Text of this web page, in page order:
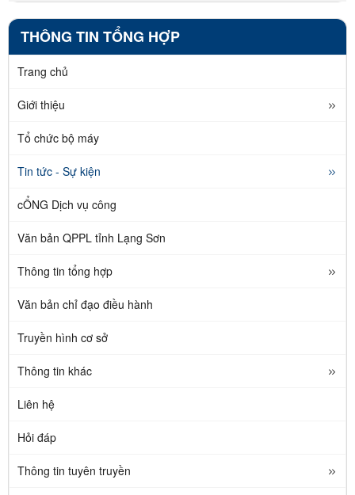
THÔNG TIN TỔNG HỢP
Trang chủ
Giới thiệu
Tổ chức bộ máy
Tin tức - Sự kiện
cỔNG Dịch vụ công
Văn bản QPPL tỉnh Lạng Sơn
Thông tin tổng hợp
Văn bản chỉ đạo điều hành
Truyền hình cơ sở
Thông tin khác
Liên hệ
Hỏi đáp
Thông tin tuyên truyền